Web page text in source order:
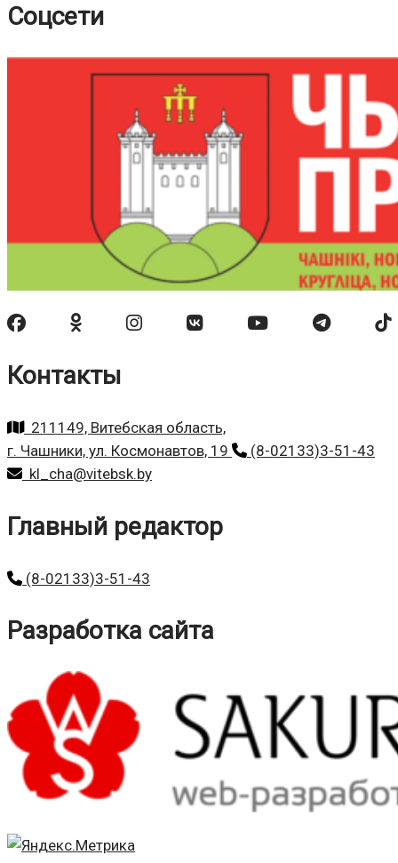
Соцсети
Контакты
211149, Витебская область,
г. Чашники, ул. Космонавтов, 19
(8-02133)3-51-43
kl_cha@vitebsk.by
Главный редактор
(8-02133)3-51-43
Разработка сайта